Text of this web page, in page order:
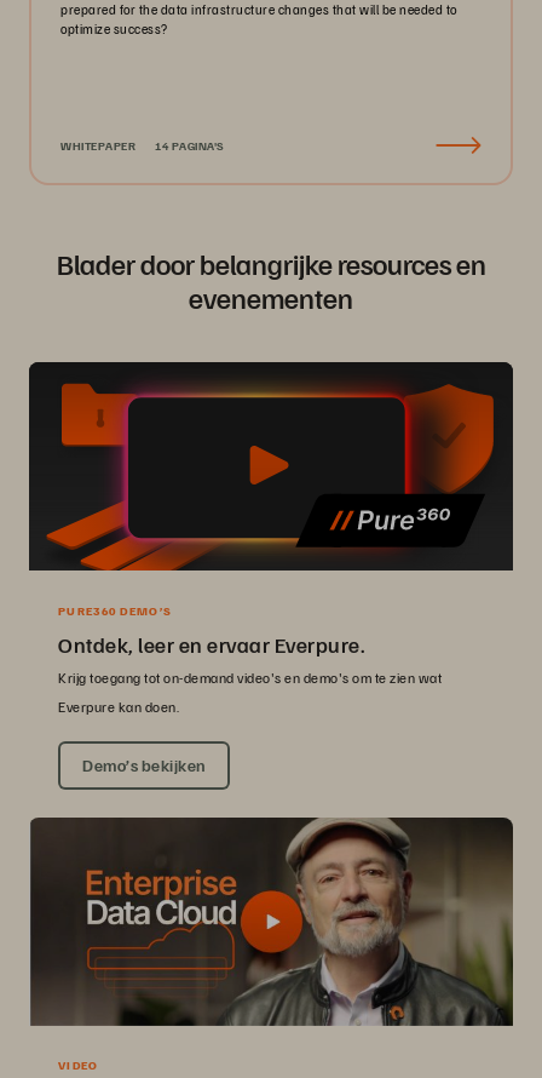
prepared for the data infrastructure changes that will be needed to
optimize success?
WHITEPAPER 14 PAGINA'S
Blader door belangrijke resources en
evenementen
PURE360 DEMO’S
Ontdek, leer en ervaar Everpure.
Krijg toegang tot on-demand video's en demo's om te zien wat
Everpure kan doen.
Demo’s bekijken
VIDEO